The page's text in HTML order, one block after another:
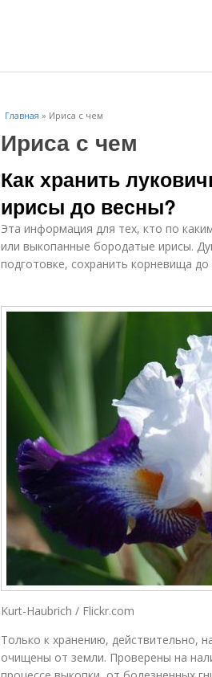
Главная » Ириса с чем
Ириса с чем
Как хранить
ирисы до весны?
Эта информация для тех, кто по
или выкопанные бородатые ирисы.
подготовке, сохранить корневища
Kurt-Haubrich / Flickr.com
Только к хранению, действительно,
очищены от земли. Проверены на